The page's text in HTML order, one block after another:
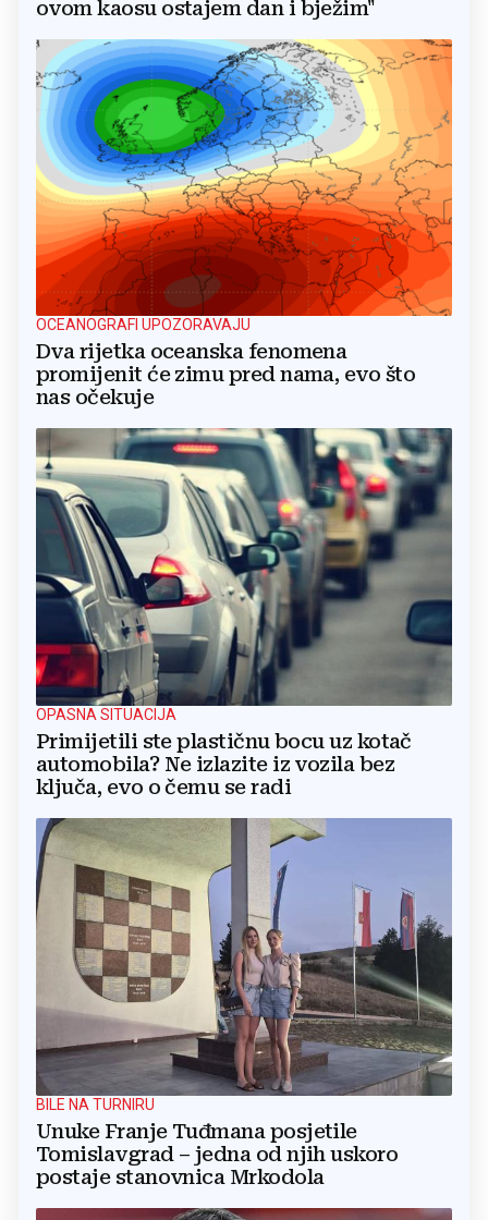
ovom kaosu ostajem dan i bježim"
OCEANOGRAFI UPOZORAVAJU
Dva rijetka oceanska fenomena
promijenit će zimu pred nama, evo što
nas očekuje
OPASNA SITUACIJA
Primijetili ste plastičnu bocu uz kotač
automobila? Ne izlazite iz vozila bez
ključa, evo o čemu se radi
BILE NA TURNIRU
Unuke Franje Tuđmana posjetile
Tomislavgrad – jedna od njih uskoro
postaje stanovnica Mrkodola